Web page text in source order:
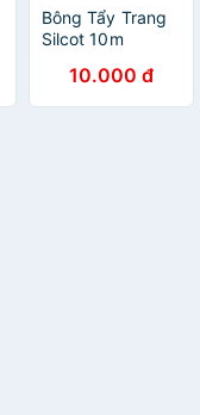
Bông Tẩy Trang
Silcot 10m
10.000 đ